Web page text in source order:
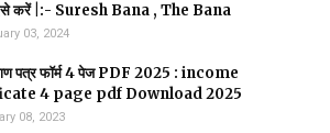
करें |:- Suresh Bana , The Bana
03, 2024
पत्र फॉर्म 4 पेज PDF 2025 : income
4 page pdf Download 2025
08, 2023